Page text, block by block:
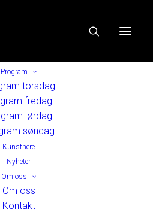
Program
torsdag
fredag
lørdag
søndag
Kunstnere
Nyheter
Om oss
Om oss
Kontakt